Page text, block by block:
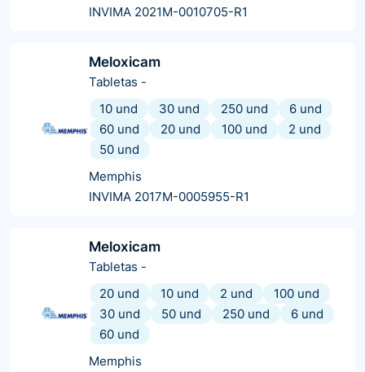
INVIMA 2021M-0010705-R1
Meloxicam
Tabletas -
10 und
30 und 250 und
6 und
60 und
20 und 100 und
2 und
50 und
Memphis
INVIMA 2017M-0005955-R1
Meloxicam
Tabletas -
20 und
10 und 2 und
100 und
30 und
50 und 250 und
6 und
60 und
Memphis